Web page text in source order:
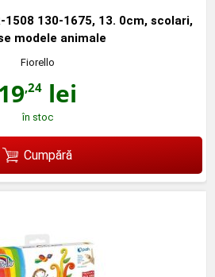
1508 130-1675, 13. 0cm, scolari,
modele animale
Fiorello
19,24 lei
în stoc
Cumpără